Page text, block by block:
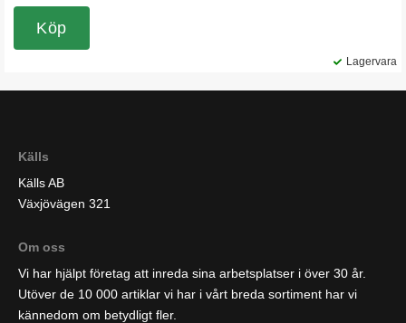
dagen. Detta tillbehöret kan bara beställas tillsammans med
Sverigestolen och monteras direkt i fabriken. Du får då din stol
levererad komplett med svankstödet vid leverans. OBS. Kan bara
Lagervara
Köp
Källs
Källs AB
Växjövägen 321
Om oss
Vi har hjälpt företag att inreda sina arbetsplatser i över 30 år.
Utöver de 10 000 artiklar vi har i vårt breda sortiment har vi
kännedom om betydligt fler.